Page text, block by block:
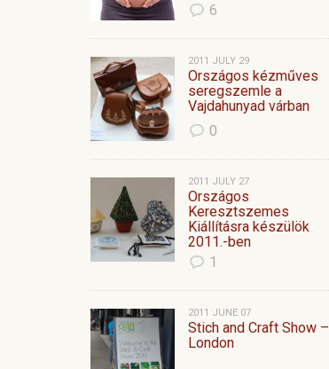
6
2011 JULY 29
Országos kézműves
seregszemle a
Vajdahunyad várban
0
2011 JULY 27
Országos
Keresztszemes
Kiállításra készülök
2011.-ben
1
2011 JUNE 07
Stich and Craft Show –
London